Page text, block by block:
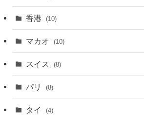
香港 (10)
マカオ (10)
スイス (8)
パリ (8)
タイ (4)